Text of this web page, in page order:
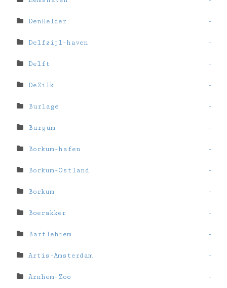
DenHelder -
Delfzijl-haven -
Delft -
DeZilk -
Burlage -
Burgum -
Borkum-hafen -
Borkum-Ostland -
Borkum -
Boerakker -
Bartlehiem -
Artis-Amsterdam -
Arnhem-Zoo -